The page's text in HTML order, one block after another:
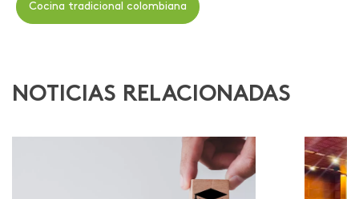
Cocina tradicional colombiana
NOTICIAS RELACIONADAS